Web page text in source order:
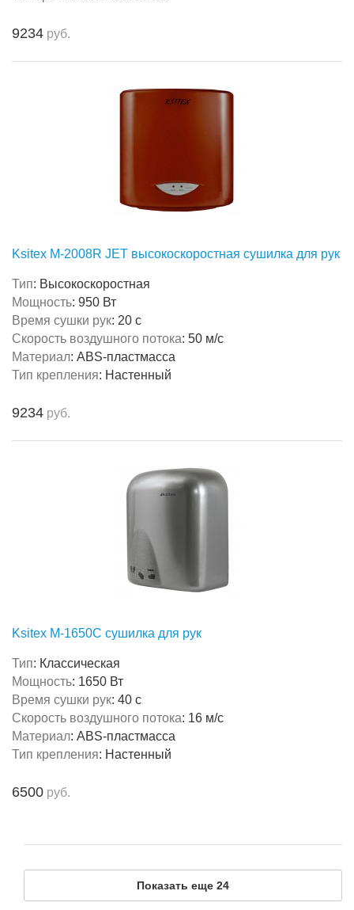
9234 руб.
Ksitex M-2008R JET высокоскоростная сушилка для рук
Тип: Высокоскоростная
Мощность: 950 Вт
Время сушки рук: 20 с
Скорость воздушного потока: 50 м/с
Материал: ABS-пластмасса
Тип крепления: Настенный
9234 руб.
Ksitex M-1650C сушилка для рук
Тип: Классическая
Мощность: 1650 Вт
Время сушки рук: 40 с
Скорость воздушного потока: 16 м/с
Материал: ABS-пластмасса
Тип крепления: Настенный
6500 руб.
Показать еще 24